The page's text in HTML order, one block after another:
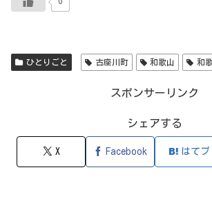
ひとりごと 古座川町 和歌山 和
スポンサーリンク
シェアする
X Facebook はてブ